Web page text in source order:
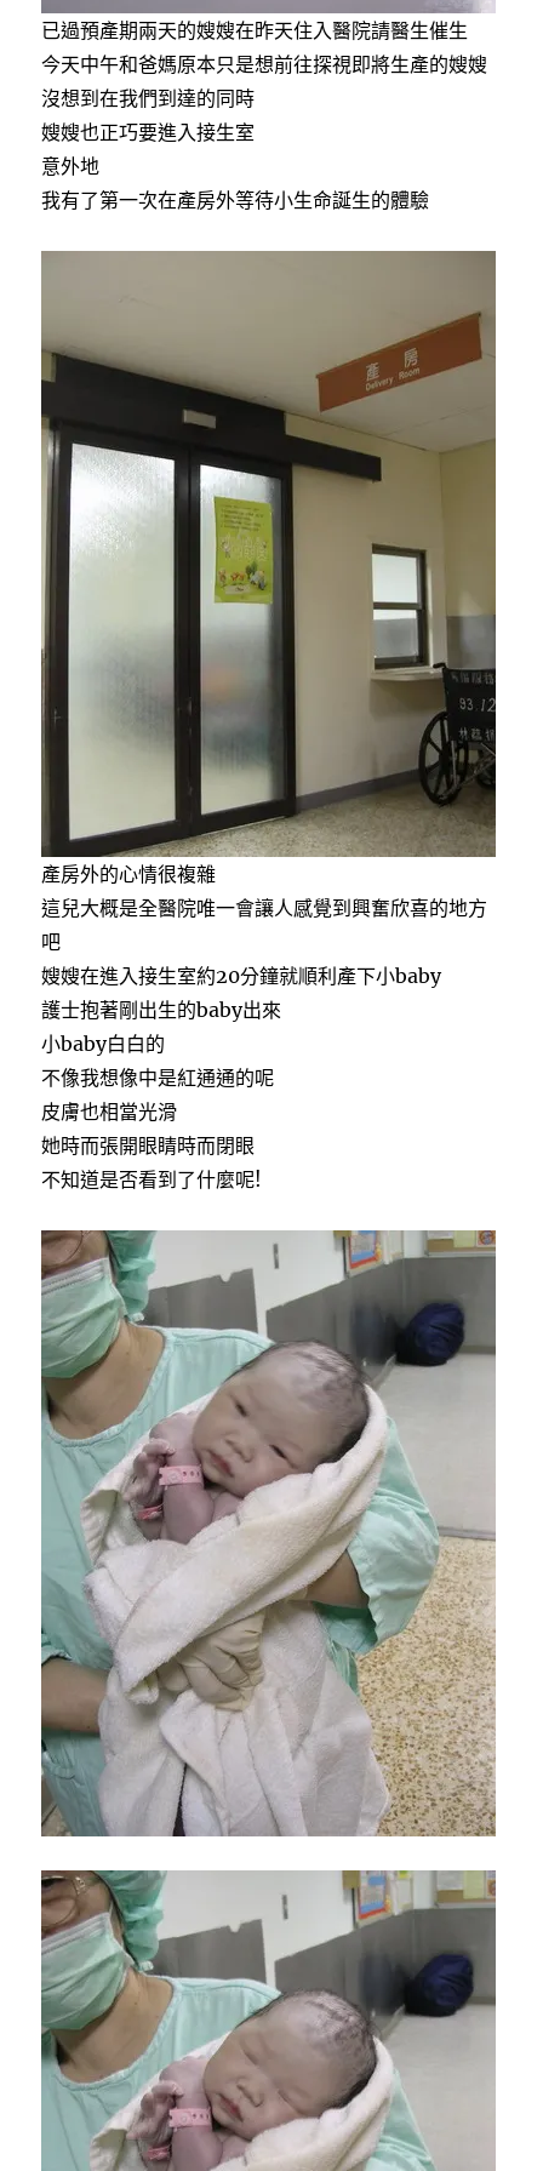
已過預產期兩天的嫂嫂在昨天住入醫院請醫生催生
今天中午和爸媽原本只是想前往探視即將生產的嫂嫂
沒想到在我們到達的同時
嫂嫂也正巧要進入接生室
意外地
我有了第一次在產房外等待小生命誕生的體驗
產房外的心情很複雜
這兒大概是全醫院唯一會讓人感覺到興奮欣喜的地方
吧
嫂嫂在進入接生室約20分鐘就順利產下小baby
護士抱著剛出生的baby出來
小baby白白的
不像我想像中是紅通通的呢
皮膚也相當光滑
她時而張開眼睛時而閉眼
不知道是否看到了什麼呢!